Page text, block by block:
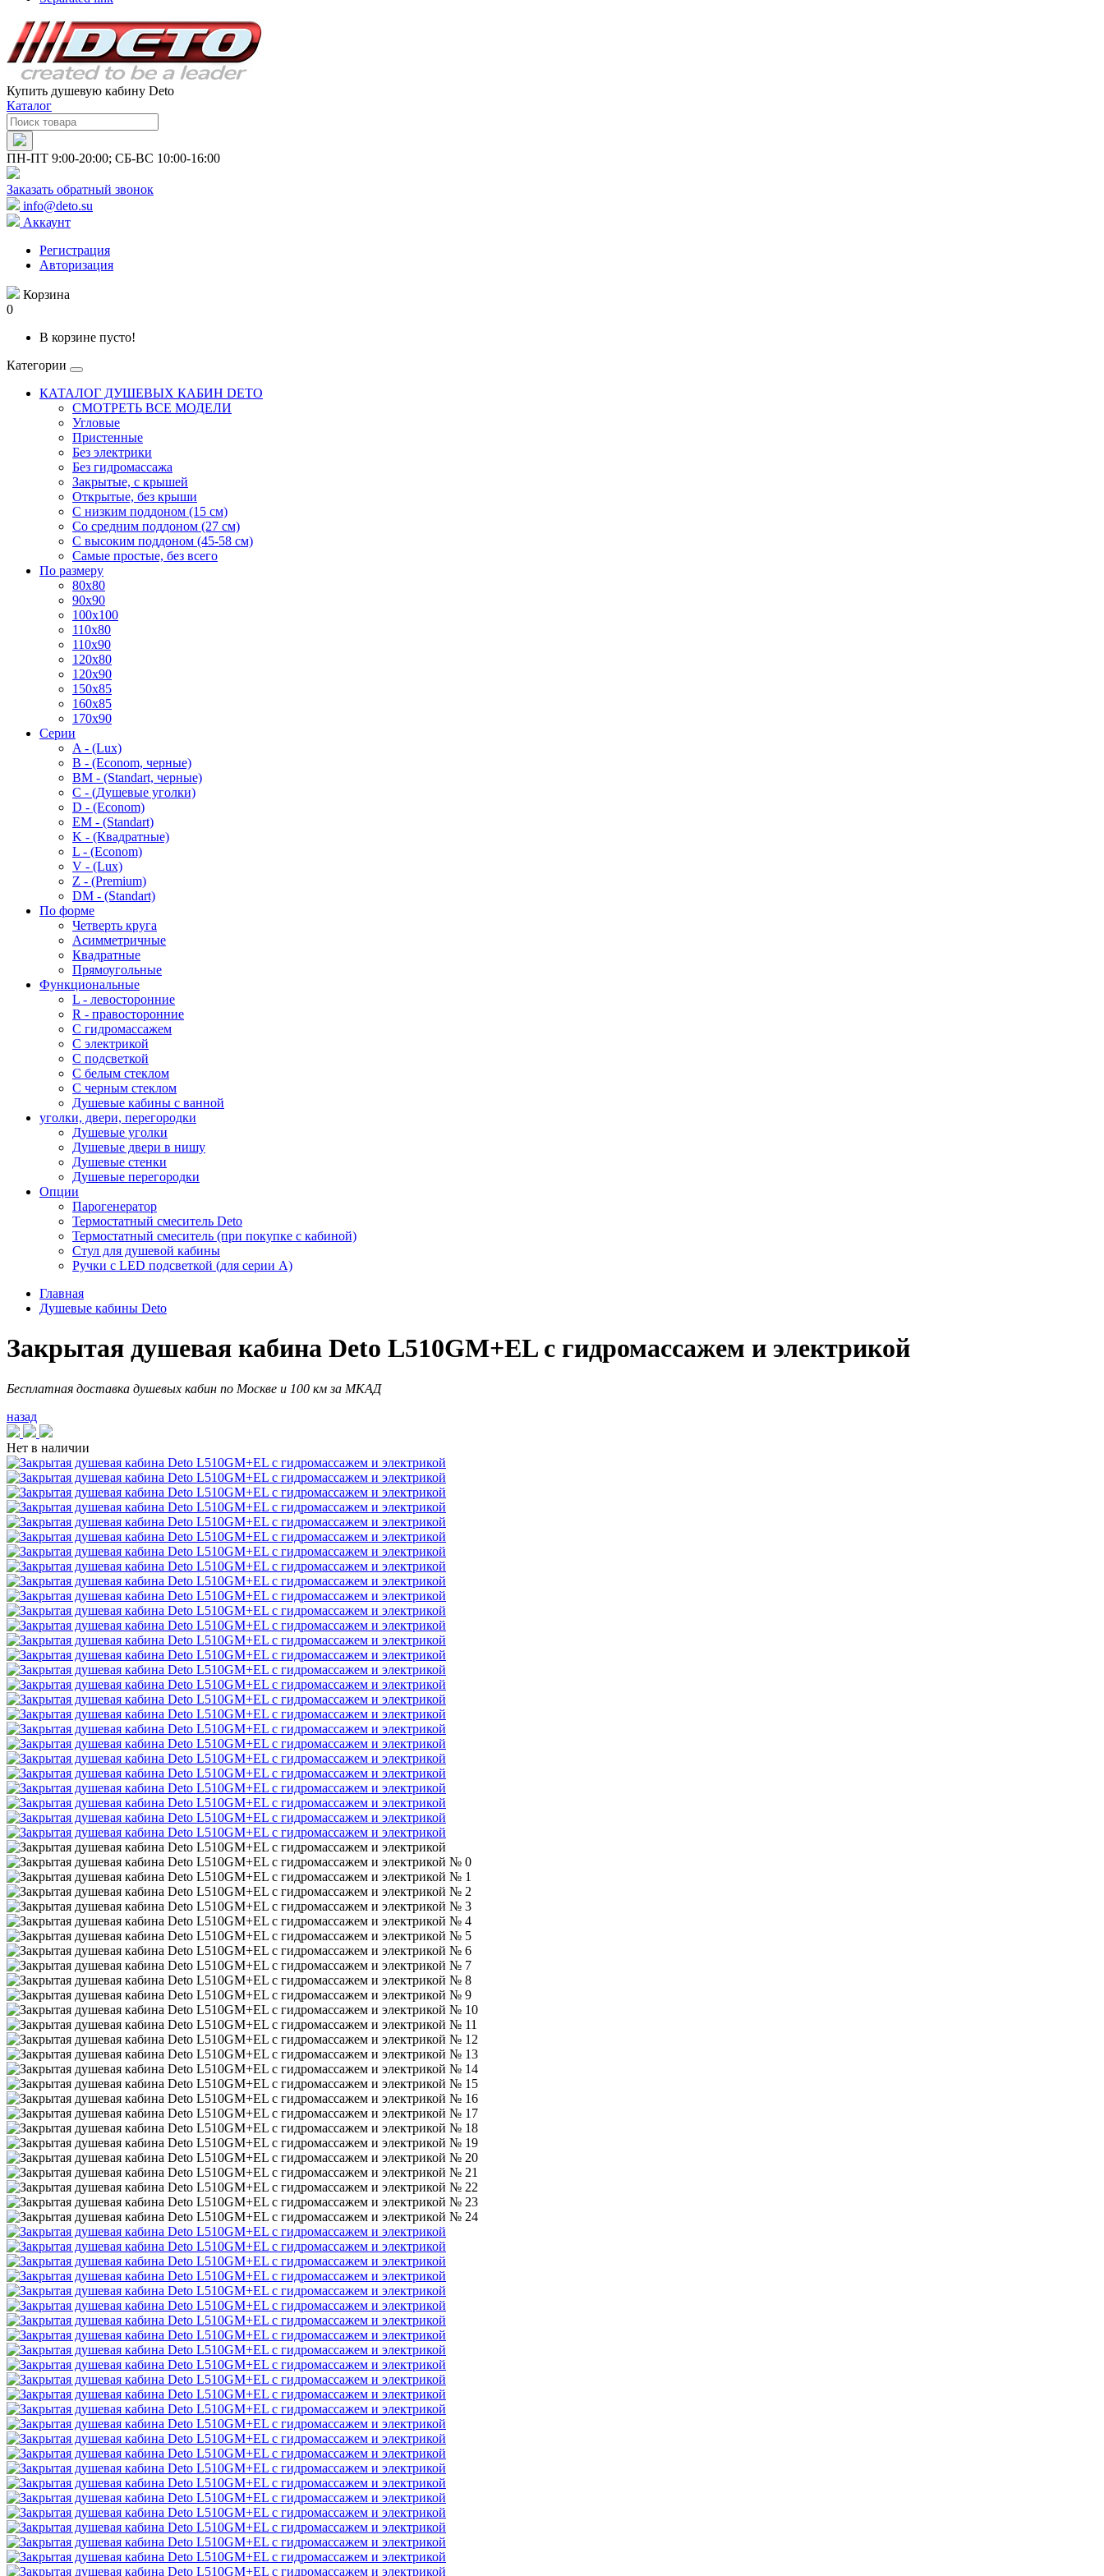
Купить душевую кабину Deto
Каталог
ПН-ПТ 9:00-20:00; СБ-ВС 10:00-16:00
Заказать обратный звонок
info@deto.su
Аккаунт
Регистрация
Авторизация
Корзина
0
В корзине пусто!
Категории
КАТАЛОГ ДУШЕВЫХ КАБИН DETO
СМОТРЕТЬ ВСЕ МОДЕЛИ
Угловые
Пристенные
Без электрики
Без гидромассажа
Закрытые, с крышей
Открытые, без крыши
С низким поддоном (15 см)
Со средним поддоном (27 см)
С высоким поддоном (45-58 см)
Самые простые, без всего
По размеру
80x80
90x90
100x100
110x80
110x90
120x80
120x90
150x85
160x85
170x90
Серии
A - (Lux)
B - (Econom, черные)
BM - (Standart, черные)
C - (Душевые уголки)
D - (Econom)
EM - (Standart)
K - (Квадратные)
L - (Econom)
V - (Lux)
Z - (Premium)
DM - (Standart)
По форме
Четверть круга
Асимметричные
Квадратные
Прямоугольные
Функциональные
L - левосторонние
R - правосторонние
С гидромассажем
С электрикой
С подсветкой
С белым стеклом
С черным стеклом
Душевые кабины с ванной
уголки, двери, перегородки
Душевые уголки
Душевые двери в нишу
Душевые стенки
Душевые перегородки
Опции
Парогенератор
Термостатный смеситель Deto
Термостатный смеситель (при покупке с кабиной)
Стул для душевой кабины
Ручки с LED подсветкой (для серии A)
Главная
Душевые кабины Deto
Закрытая душевая кабина Deto L510GM+EL с гидромассажем и электрикой
Бесплатная доставка душевых кабин по Москве и 100 км за МКАД
назад
Нет в наличии